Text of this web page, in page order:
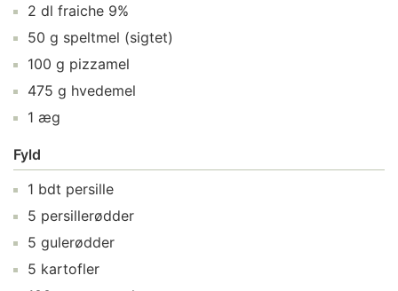
2 dl fraiche 9%
50 g speltmel (sigtet)
100 g pizzamel
475 g hvedemel
1 æg
Fyld
1 bdt persille
5 persillerødder
5 gulerødder
5 kartofler